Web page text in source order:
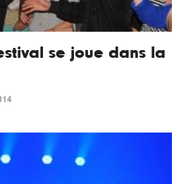
se joue dans la